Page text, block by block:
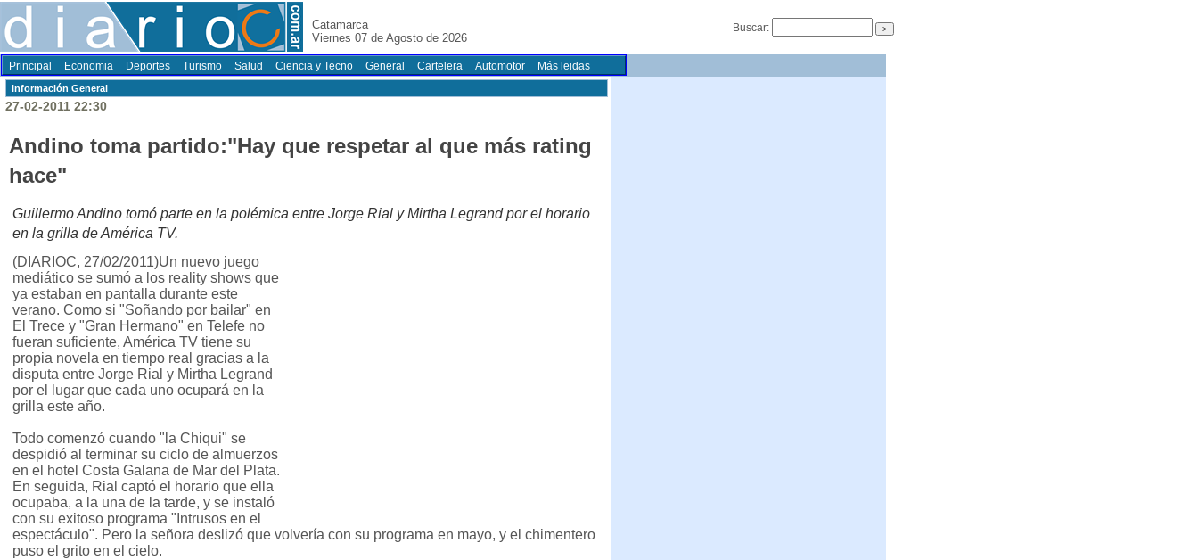
Catamarca
Viernes 07 de Agosto de 2026
Buscar:
Principal Economia Deportes Turismo Salud Ciencia y Tecno General Cartelera Automotor Más leidas
Información General
27-02-2011 22:30
Andino toma partido:"Hay que respetar al que más rating
hace"
Guillermo Andino tomó parte en la polémica entre Jorge Rial y Mirtha Legrand por el horario
en la grilla de América TV.
(DIARIOC, 27/02/2011)Un nuevo juego
mediático se sumó a los reality shows que
ya estaban en pantalla durante este
verano. Como si "Soñando por bailar" en
El Trece y "Gran Hermano" en Telefe no
fueran suficiente, América TV tiene su
propia novela en tiempo real gracias a la
disputa entre Jorge Rial y Mirtha Legrand
por el lugar que cada uno ocupará en la
grilla este año.
Todo comenzó cuando "la Chiqui" se
despidió al terminar su ciclo de almuerzos
en el hotel Costa Galana de Mar del Plata.
En seguida, Rial captó el horario que ella
ocupaba, a la una de la tarde, y se instaló
con su exitoso programa "Intrusos en el
espectáculo". Pero la señora deslizó que volvería con su programa en mayo, y el chimentero
puso el grito en el cielo.